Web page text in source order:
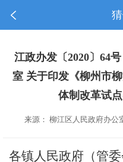
江政办发〔2020〕64
室 关于印发《柳州市
体制改革试
来源： 柳江区人民政府办
各镇人民政府（管